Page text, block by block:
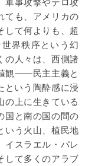
ても、アメリカの
して何よりも、超
界秩序という幻
の人々は、西側諸
観――民主主義と
いう陶酔感に浸
の上に生きている
国と南の国の間の
いう火山、植民地
イスラエル・パレ
して多くのアラブ